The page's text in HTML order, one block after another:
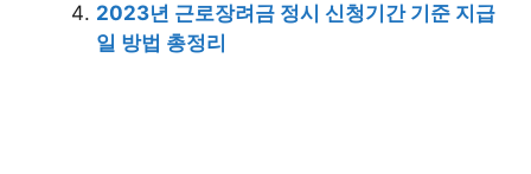
2023년 근로장려금 정시 신청기간 기준 지급
일 방법 총정리